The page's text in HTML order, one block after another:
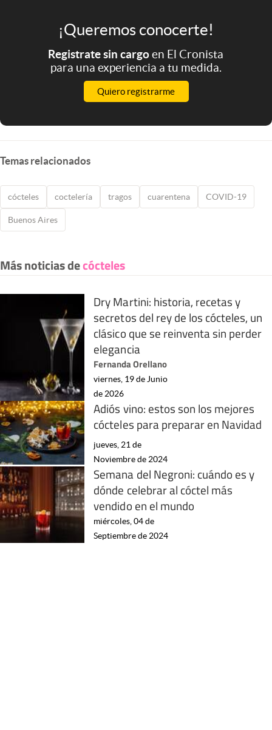
¡Queremos conocerte!
Registrate sin cargoen El Cronista
para una experiencia a tu medida.
Quiero registrarme
Temas relacionados
cócteles coctelería tragos cuarentena COVID-19
Buenos Aires
Más noticias decócteles
Dry Martini: historia, recetas y
secretos del rey de los cócteles, un
clásico que se reinventa sin perder
elegancia
Fernanda Orellano
viernes, 19 de Junio
de 2026
Adiós vino: estos son los mejores
cócteles para preparar en Navidad
jueves, 21 de
Noviembre de 2024
Semana del Negroni: cuándo es y
dónde celebrar al cóctel más
vendido en el mundo
miércoles, 04 de
Septiembre de 2024